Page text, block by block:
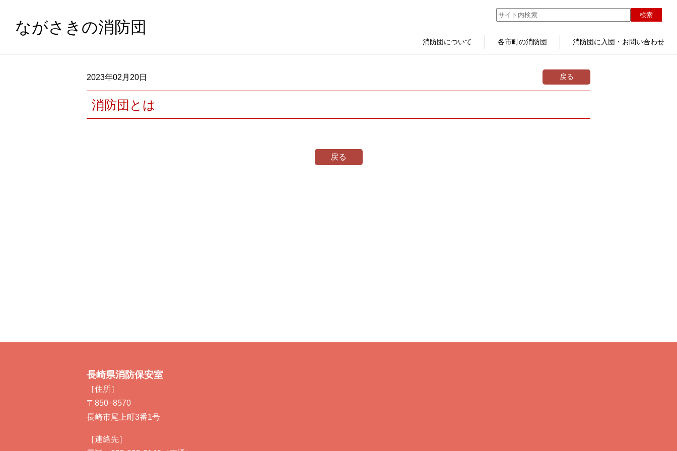
ながさきの消防団
検索
消防団について 各市町の消防団 消防団に入団・お問い合わせ
2023年02月20日 戻る
消防団とは
戻る
長崎県消防保安室
［住所］
〒850−8570
長崎市尾上町3番1号
［連絡先］